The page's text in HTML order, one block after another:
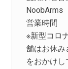
NoobArms
営業時間
※新型コロ
舗はお休
をおかけし